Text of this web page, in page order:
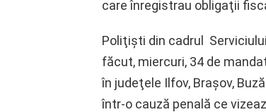
care înregistrau obligaţii
Poliţişti din cadrul
făcut, miercuri, 34 de
în judeţele Ilfov, Braşov,
într-o cauză penală ce